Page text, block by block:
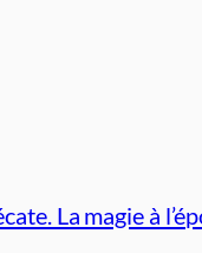
La magie à